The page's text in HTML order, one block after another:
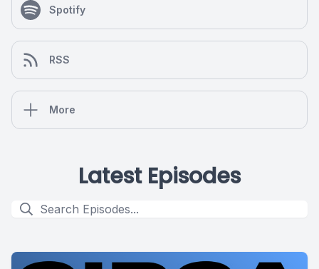
Spotify
RSS
More
Latest Episodes